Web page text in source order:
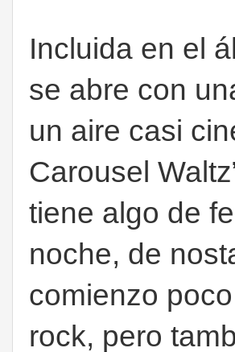
Incluida en el
se abre con
un aire casi
Carousel
tiene algo de
noche, de
comienzo
rock, pero